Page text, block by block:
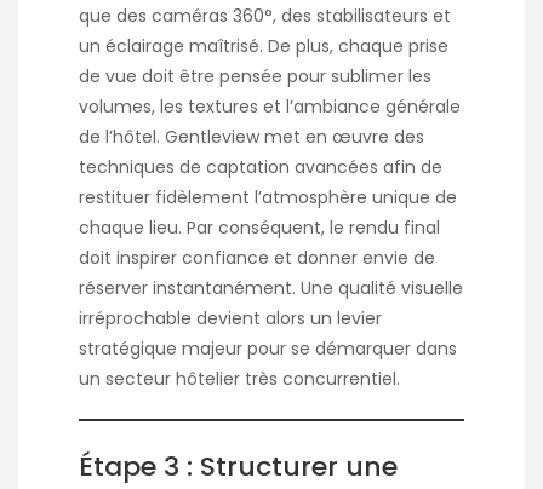
que des caméras 360°, des stabilisateurs et
un éclairage maîtrisé. De plus, chaque prise
de vue doit être pensée pour sublimer les
volumes, les textures et l’ambiance générale
de l’hôtel. Gentleview met en œuvre des
techniques de captation avancées afin de
restituer fidèlement l’atmosphère unique de
chaque lieu. Par conséquent, le rendu final
doit inspirer confiance et donner envie de
réserver instantanément. Une qualité visuelle
irréprochable devient alors un levier
stratégique majeur pour se démarquer dans
un secteur hôtelier très concurrentiel.
Étape 3 : Structurer une